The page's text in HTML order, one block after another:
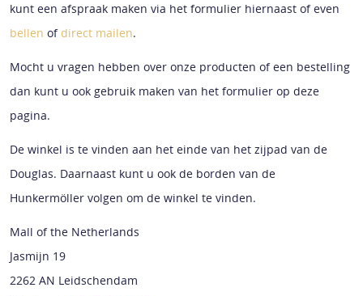
kunt een afspraak maken via het formulier hiernaast of even
bellen ofdirect mailen.
Mocht u vragen hebben over onze producten of een bestelling
dan kunt u ook gebruik maken van het formulier op deze
pagina.
De winkel is te vinden aan het einde van het zijpad van de
Douglas. Daarnaast kunt u ook de borden van de
Hunkermöller volgen om de winkel te vinden.
Mall of the Netherlands
Jasmijn 19
2262 AN Leidschendam